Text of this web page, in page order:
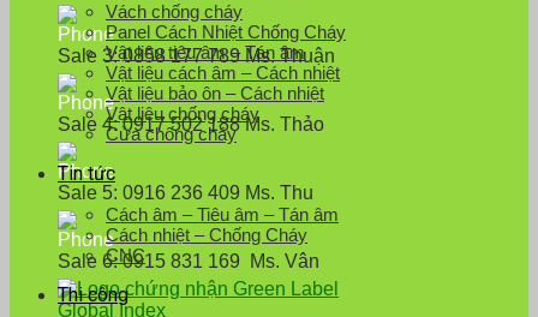
Sale 3: 0858 177 789 Ms. Thuận
Sale 4: 0917 502 188 Ms. Thảo
Sale 5: 0916 236 409 Ms. Thu
Sale 6: 0915 831 169 Ms. Vân
Vách chống cháy
Panel Cách Nhiệt Chống Cháy
Vật liệu tiêu âm – Tán âm
Vật liệu cách âm – Cách nhiệt
Vật liệu bảo ôn – Cách nhiệt
Vật liệu chống cháy
Cửa chống cháy
Tin tức
Cách âm – Tiêu âm – Tán âm
Cách nhiệt – Chống Cháy
CNC
Thi công